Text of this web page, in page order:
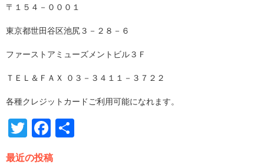
〒１５４－０００１
東京都世田谷区池尻３－２８－６
ファーストアミューズメントビル３Ｆ
ＴＥＬ＆ＦＡＸ ０３－３４１１－３７２２
各種クレジットカードご利用可能になれます。
TwitterFacebook
最近の投稿